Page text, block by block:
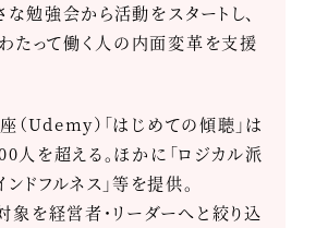
勉強会から活動をスタートし、
たって働く人の内面変革を支援
（Udemy）「はじめての傾聴」は
人を超える。ほかに「ロジカル派
ドフルネス」等を提供。
を経営者・リーダーへと絞り込